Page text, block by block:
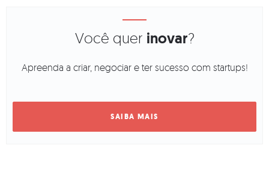
Você quer inovar?
Apreenda a criar, negociar e ter sucesso com startups!